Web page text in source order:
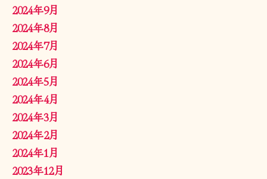
2024年9月
2024年8月
2024年7月
2024年6月
2024年5月
2024年4月
2024年3月
2024年2月
2024年1月
2023年12月